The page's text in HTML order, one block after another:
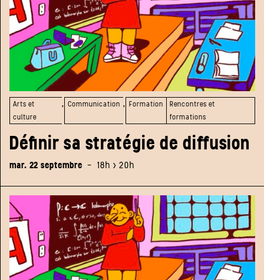
Arts et
culture
, Communication , Formation
Rencontres et
formations
Définir sa stratégie de diffusion
mar. 22 septembre - 18h > 20h